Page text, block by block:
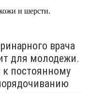
и шерсти.
врача
для молодежи.
к постоянному